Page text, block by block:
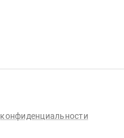
конфиденциальности